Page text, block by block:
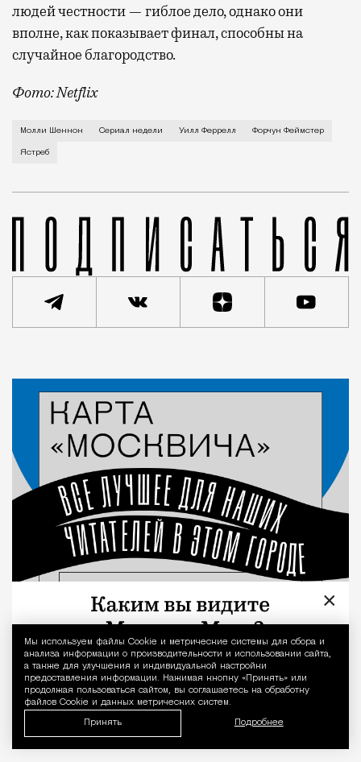
Уведомление
Мы используем файлы Сookie и метрические системы для сбора и
анализа информации о производительности и использовании сайта,
а также для улучшения и индивидуальной настройки
предоставления информации. Нажимая кнопку «Принять» или
продолжая пользоваться сайтом, вы соглашаетесь на обработку
файлов Cookie и данных метрических систем.
Принять Подробнее
людей честности — гиблое дело, однако они
вполне, как показывает финал, способны на
случайное благородство.
Фото: Netflix
Когда-то Лонни Хокинс (Уилл Феррелл) был
Молли Шеннон Сериал недели Уилл Феррелл Форчун Феймстер
Ястреб
Кино
×